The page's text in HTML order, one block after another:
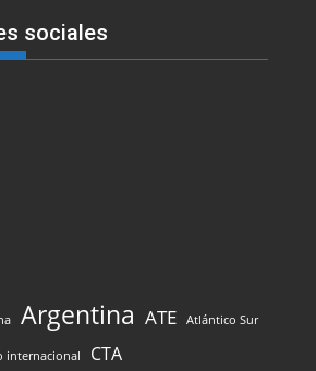
l o
o A a dI
sociales
Argentina ATE Atlántico Sur
internacional
CTA